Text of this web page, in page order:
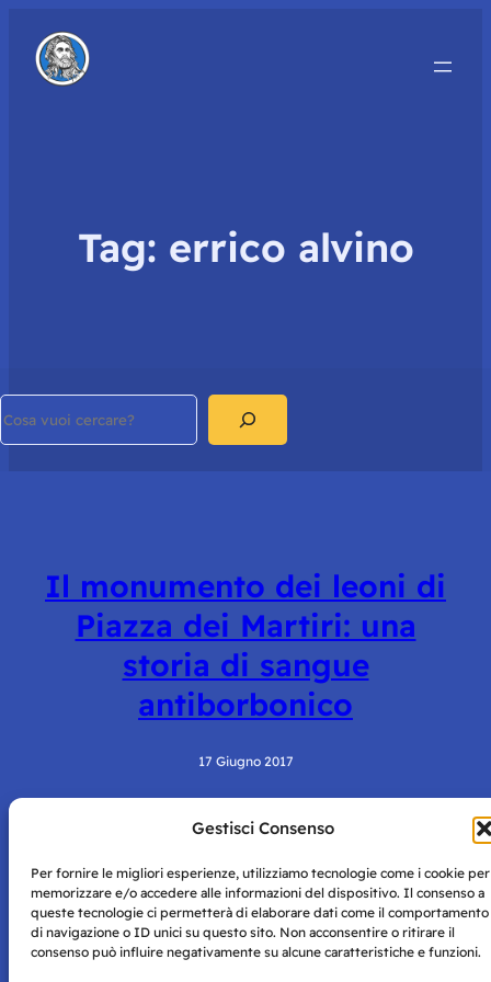
Gestisci Consenso
Per fornire le migliori esperienze, utilizziamo tecnologie come i cookie per
memorizzare e/o accedere alle informazioni del dispositivo. Il consenso a
queste tecnologie ci permetterà di elaborare dati come il comportamento
di navigazione o ID unici su questo sito. Non acconsentire o ritirare il
consenso può influire negativamente su alcune caratteristiche e funzioni.
Tag: errico alvino
Il monumento dei leoni di
Piazza dei Martiri: una
storia di sangue
antiborbonico
17 Giugno 2017